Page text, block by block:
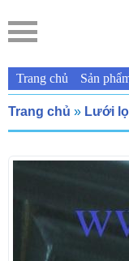
Trang chủ Sản
Trang chủ » Lưới